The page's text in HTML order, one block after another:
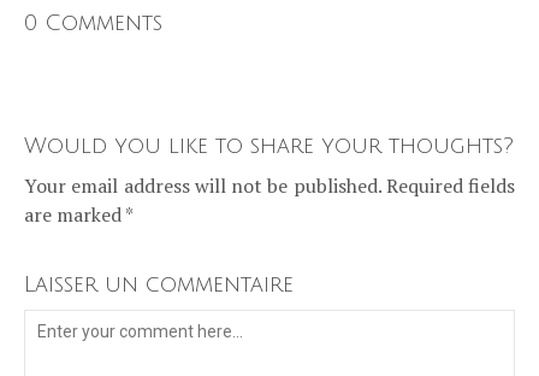
0 Comments
Would you like to share your thoughts?
Your email address will not be published. Required fields
are marked *
Laisser un commentaire